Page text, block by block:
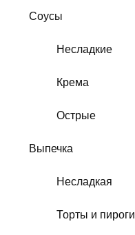
Соусы
Несладкие
Крема
Острые
Выпечка
Несладкая
Торты и пироги